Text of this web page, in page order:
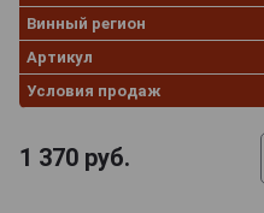
Винный регион
Артикул
Условия продаж
1 370 руб.